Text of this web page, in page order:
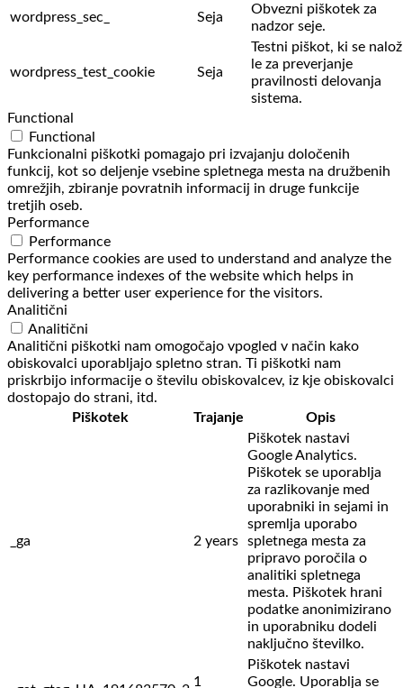
wordpress_sec_
Seja
Obvezni piškotek za
nadzor seje.
wordpress_test_cookie Seja
Testni piškot, ki se
le za preverjanje
pravilnosti delovanja
sistema.
Functional
Functional
Funkcionalni piškotki pomagajo pri izvajanju določenih
funkcij, kot so deljenje vsebine spletnega mesta na družbenih
omrežjih, zbiranje povratnih informacij in druge funkcije
tretjih oseb.
Performance
Performance
Performance cookies are used to understand and analyze the
key performance indexes of the website which helps in
delivering a better user experience for the visitors.
Analitični
Analitični
Analitični piškotki nam omogočajo vpogled v način kako
obiskovalci uporabljajo spletno stran. Ti piškotki nam
priskrbijo informacije o številu obiskovalcev, iz kje obiskovalci
dostopajo do strani, itd.
Piškotek
Trajanje Opis
_ga 2 years
Piškotek nastavi
Google Analytics.
Piškotek se uporablja
za razlikovanje med
uporabniki in sejami in
spremlja uporabo
spletnega mesta za
pripravo poročila o
analitiki spletnega
mesta. Piškotek hrani
podatke anonimizirano
in uporabniku dodeli
naključno številko.
1
Piškotek nastavi
Google. Uporablja se